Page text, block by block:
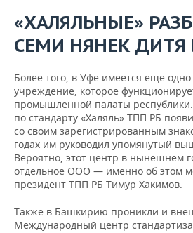
«ХАЛЯЛЬНЫЕ»
СЕМИ НЯНЕК ДИТЯ
Более того, в Уфе имеется еще
учреждение, которое
промышленной палаты
по стандарту «Халяль» ТПП РБ
со своим зарегистрированным
годах им руководил упомянутый
Вероятно, этот центр в нынешнем
отдельное ООО — именно об этом
президент ТПП РБ Тимур Хакимов.
Также в Башкирию проникли и
Международный центр